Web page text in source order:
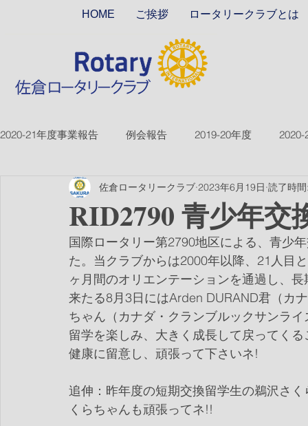
HOME ご挨拶 ロータリークラブとは
2020-21年度事業報告 例会報告 2019-20年度 2020-
2018-19ver2 2017-18ver2 2021-22年度
2026-27年度
RID2790 青少年交
佐倉ロータリークラブ 2023年6月19日 読了時
国際ロータリー第2790地区による、青少
た。当クラブからは2000年以降、21人目
ヶ月間のオリエンテーションを通過し、
来たる8月3日にはArden DURAND君（カ
ちゃん（カナダ・クランブルックサンラ
留学を楽しみ、大きく成長して戻ってく
健康に留意し、頑張って下さいネ!
追伸：昨年度の短期交換留学生の鵜沢さ
くらちゃんも頑張ってネ!!